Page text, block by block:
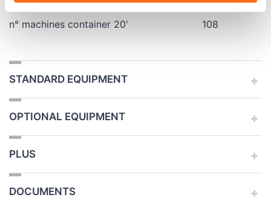
n° machines container 20' 108
STANDARD EQUIPMENT
OPTIONAL EQUIPMENT
PLUS
DOCUMENTS